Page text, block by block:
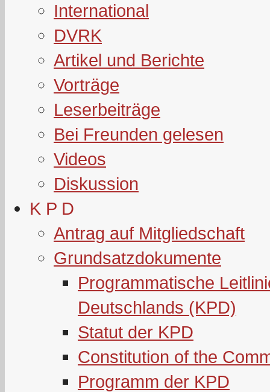
International
DVRK
Artikel und Berichte
Vorträge
Leserbeiträge
Bei Freunden gelesen
Videos
Diskussion
K P D
Antrag auf Mitgliedschaft
Grundsatzdokumente
Programmatische
Deutschlands (KPD)
Statut der KPD
Constitution of the
Programm der KPD